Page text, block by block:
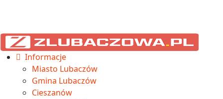
Informacje
Miasto Lubaczów
Gmina Lubaczów
Cieszanów